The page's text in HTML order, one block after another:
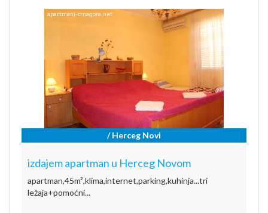
/ Herceg Novi
izdajem apartman u Herceg Novom
apartman,45m²,klima,internet,parking,kuhinja...tri
ležaja+pomoćni...